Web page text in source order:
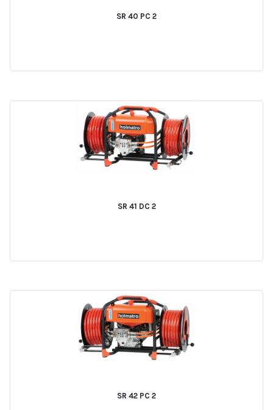
SR 40 PC 2
SR 41 DC 2
SR 42 PC 2